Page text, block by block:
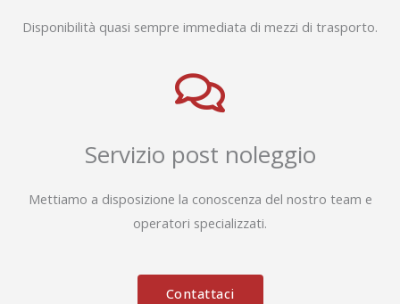
Disponibilità quasi sempre immediata di mezzi di trasporto.
Servizio post noleggio
Mettiamo a disposizione la conoscenza del nostro team e
operatori specializzati.
Contattaci